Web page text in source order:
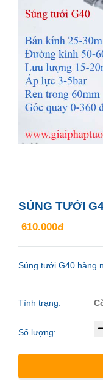
SÚNG TƯỚI
610.000đ
Súng tưới G40 hàng
Tình trạng:
Số lượng: